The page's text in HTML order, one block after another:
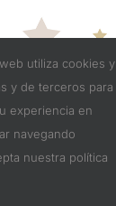
web utiliza cookies y
y de terceros para
experiencia en
navegando
nuestra política